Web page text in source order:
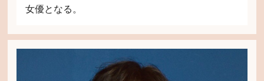
女優となる。